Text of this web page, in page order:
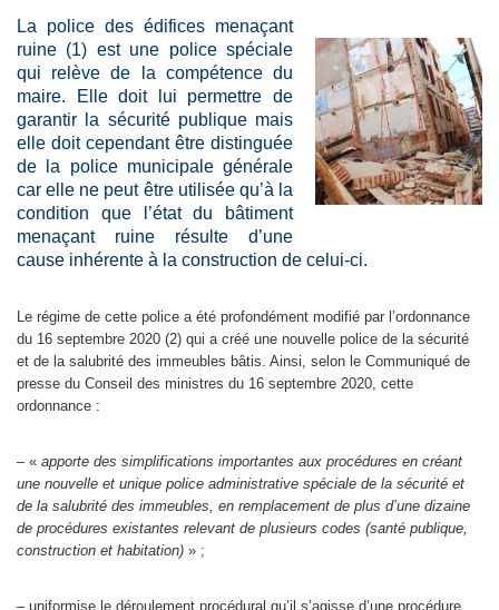
La police des édifices menaçant
ruine (1) est une police spéciale
qui relève de la compétence du
maire. Elle doit lui permettre de
garantir la sécurité publique mais
elle doit cependant être distinguée
de la police municipale générale
car elle ne peut être utilisée qu’à la
condition que l’état du bâtiment
menaçant ruine résulte d’une
cause inhérente à la construction de celui-ci.
Le régime de cette police a été profondément modifié par l’ordonnance
du 16 septembre 2020 (2) qui a créé une nouvelle police de la sécurité
et de la salubrité des immeubles bâtis. Ainsi, selon le Communiqué de
presse du Conseil des ministres du 16 septembre 2020, cette
ordonnance :
– « apporte des simplifications importantes aux procédures en créant
une nouvelle et unique police administrative spéciale de la sécurité et
de la salubrité des immeubles, en remplacement de plus d’une dizaine
de procédures existantes relevant de plusieurs codes (santé publique,
construction et habitation) » ;
– uniformise le déroulement procédural qu’il s’agisse d’une procédure